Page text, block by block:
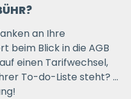
an Ihre
beim Blick in die AGB
einen Tarifwechsel,
To-do-Liste steht? …